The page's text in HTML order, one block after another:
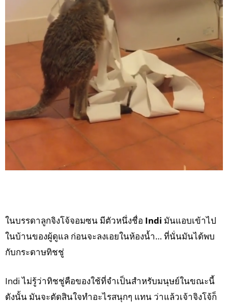
ในบรรดาลูกจิงโจ้จอมซน มีตัวหนึ่งชื่อ Indi มันแอบเข้าไป
ในบ้านของผู้ดูแล ก่อนจะลงเอยในห้องน้ำ… ที่นั่นมันได้พบ
กับกระดาษทิชชู่
Indi ไม่รู้ว่าทิชชู่คือของใช้ที่จำเป็นสำหรับมนุษย์ในขณะนี้
ดังนั้น มันจะตัดสินใจทำอะไรสนุกๆ แทน ว่าแล้วเจ้าจิงโจ้ก็